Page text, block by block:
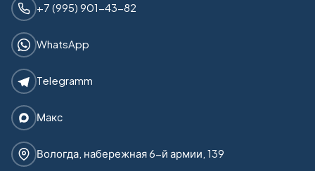
+7 (995) 901-43-82
WhatsApp
Telegramm
Макс
Вологда, набережная 6-й армии, 139